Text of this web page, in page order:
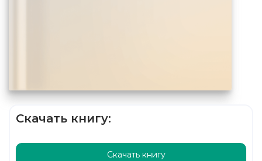
Скачать книгу:
Скачать книгу